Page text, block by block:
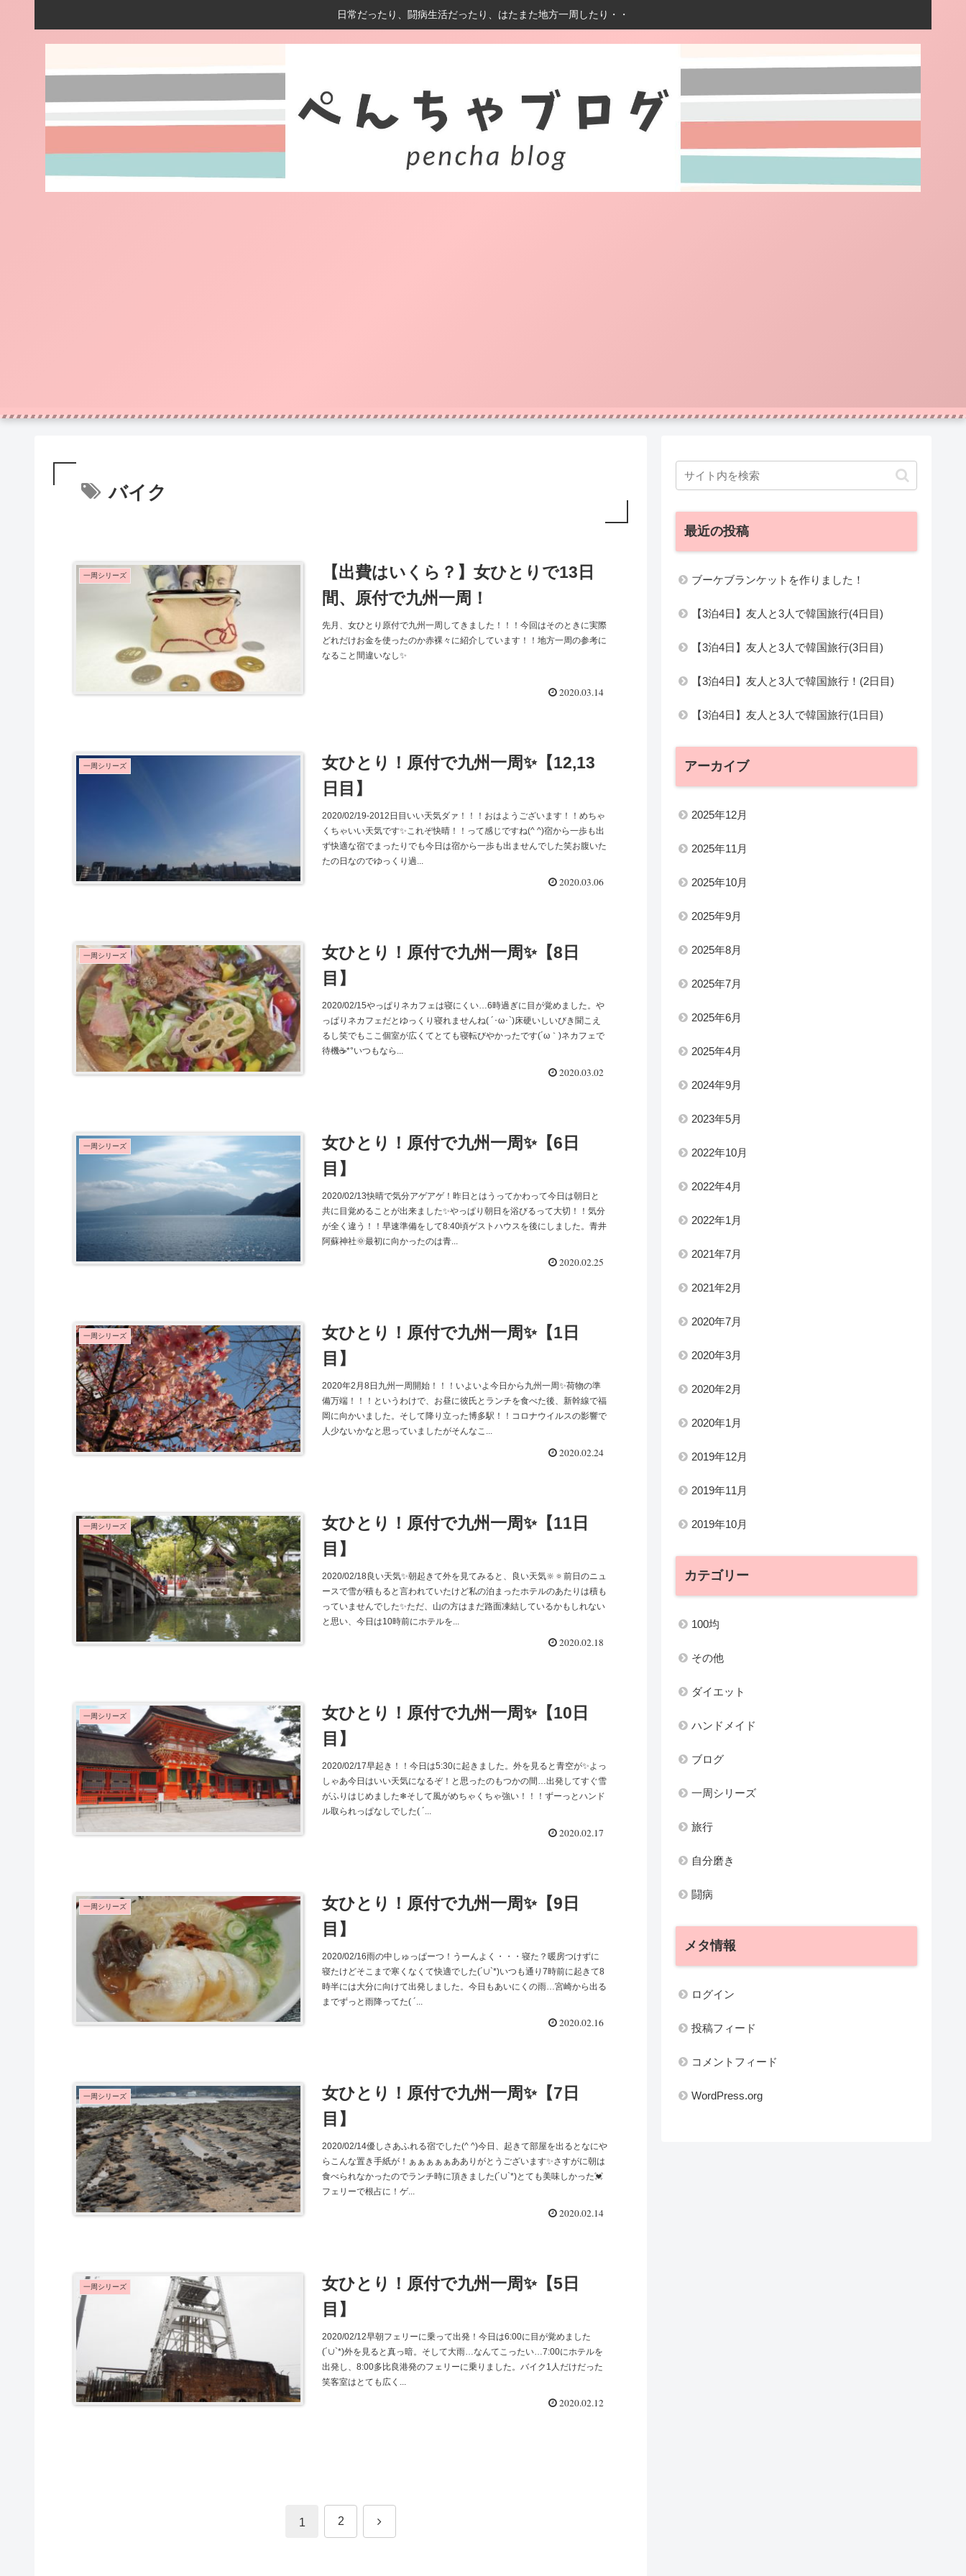
日常だったり、闘病生活だったり、はたまた地方一周したり・・
バイク
一周シリーズ
【出費はいくら？】女ひとりで13日
間、原付で九州一周！
先月、女ひとり原付で九州一周してきました！！！今回はそのときに実際
どれだけお金を使ったのか赤裸々に紹介しています！！地方一周の参考に
なること間違いなし✨
2020.03.14
一周シリーズ
女ひとり！原付で九州一周✨【12,13
日目】
2020/02/19-2012日目いい天気ダァ！！！おはようございます！！めちゃ
くちゃいい天気です✨これぞ快晴！！って感じですね(^ ^)宿から一歩も出
ず快適な宿でまったりでも今日は宿から一歩も出ませんでした笑お腹いた
たの日なのでゆっくり過...
2020.03.06
一周シリーズ
女ひとり！原付で九州一周✨【8日
目】
2020/02/15やっぱりネカフェは寝にくい…6時過ぎに目が覚めました。や
っぱりネカフェだとゆっくり寝れませんね( ´･ω･`)床硬いしいびき聞こえ
るし笑でもここ個室が広くてとても寝転びやかったです(´ω｀)ネカフェで
待機☕*°いつもなら...
2020.03.02
一周シリーズ
女ひとり！原付で九州一周✨【6日
目】
2020/02/13快晴で気分アゲアゲ！昨日とはうってかわって今日は朝日と
共に目覚めることが出来ました✨やっぱり朝日を浴びるって大切！！気分
が全く違う！！早速準備をして8:40頃ゲストハウスを後にしました。青井
阿蘇神社🌞最初に向かったのは青...
2020.02.25
一周シリーズ
女ひとり！原付で九州一周✨【1日
目】
2020年2月8日九州一周開始！！！いよいよ今日から九州一周✨荷物の準
備万端！！！というわけで、お昼に彼氏とランチを食べた後、新幹線で福
岡に向かいました。そして降り立った博多駅！！コロナウイルスの影響で
人少ないかなと思っていましたがそんなこ...
2020.02.24
一周シリーズ
女ひとり！原付で九州一周✨【11日
目】
2020/02/18良い天気✨朝起きて外を見てみると、良い天気🔆🔅前日のニュ
ースで雪が積もると言われていたけど私の泊まったホテルのあたりは積も
っていませんでした✨ただ、山の方はまだ路面凍結しているかもしれない
と思い、今日は10時前にホテルを...
2020.02.18
一周シリーズ
女ひとり！原付で九州一周✨【10日
目】
2020/02/17早起き！！今日は5:30に起きました。外を見ると青空が✨よっ
しゃあ今日はいい天気になるぞ！と思ったのもつかの間…出発してすぐ雪
がふりはじめました❄そして風がめちゃくちゃ強い！！！ずーっとハンド
ル取られっぱなしでした( ´...
2020.02.17
一周シリーズ
女ひとり！原付で九州一周✨【9日
目】
2020/02/16雨の中しゅっぱーつ！うーんよく・・・寝た？暖房つけずに
寝たけどそこまで寒くなくて快適でした(´∪`*)いつも通り7時前に起きて8
時半には大分に向けて出発しました。今日もあいにくの雨…宮崎から出る
までずっと雨降ってた( ´...
2020.02.16
一周シリーズ
女ひとり！原付で九州一周✨【7日
目】
2020/02/14優しさあふれる宿でした(^ ^)今日、起きて部屋を出るとなにや
らこんな置き手紙が！ぁぁぁぁぁあありがとうございます✨さすがに朝は
食べられなかったのでランチ時に頂きました(´∪`*)とても美味しかった💓
フェリーで根占に！ゲ...
2020.02.14
一周シリーズ
女ひとり！原付で九州一周✨【5日
目】
2020/02/12早朝フェリーに乗って出発！今日は6:00に目が覚めました
(´∪`*)外を見ると真っ暗。そして大雨…なんてこったい…7:00にホテルを
出発し、8:00多比良港発のフェリーに乗りました。バイク1人だけだった
笑客室はとても広く...
2020.02.12
1 2 次
最近の投稿
ブーケブランケットを作りました！
【3泊4日】友人と3人で韓国旅行(4日目)
【3泊4日】友人と3人で韓国旅行(3日目)
【3泊4日】友人と3人で韓国旅行！(2日目)
【3泊4日】友人と3人で韓国旅行(1日目)
アーカイブ
2025年12月
2025年11月
2025年10月
2025年9月
2025年8月
2025年7月
2025年6月
2025年4月
2024年9月
2023年5月
2022年10月
2022年4月
2022年1月
2021年7月
2021年2月
2020年7月
2020年3月
2020年2月
2020年1月
2019年12月
2019年11月
2019年10月
カテゴリー
100均
その他
ダイエット
ハンドメイド
ブログ
一周シリーズ
旅行
自分磨き
闘病
メタ情報
ログイン
投稿フィード
コメントフィード
WordPress.org